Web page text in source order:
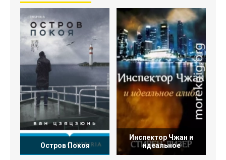
Остров Покоя
Инспектор Чжан и
идеальное